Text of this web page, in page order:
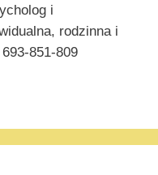
i
rodzinna i
851-809